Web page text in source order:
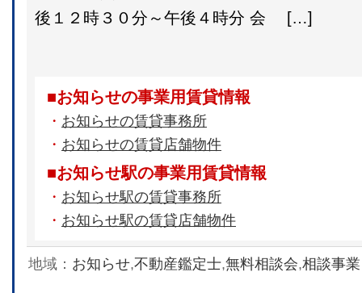
後１２時３０分～午後４時分 会 […]
■お知らせの事業用賃貸情報
・ お知らせの賃貸事務所
・ お知らせの賃貸店舗物件
■お知らせ駅の事業用賃貸情報
・ お知らせ駅の賃貸事務所
・ お知らせ駅の賃貸店舗物件
地域： お知らせ,不動産鑑定士,無料相談会,相談事業